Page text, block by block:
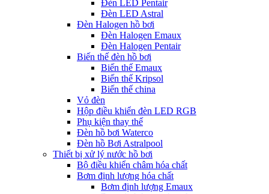
Đèn LED Pentair
Đèn LED Astral
Đèn Halogen hồ bơi
Đèn Halogen Emaux
Đèn Halogen Pentair
Biến thế đèn hồ bơi
Biến thế Emaux
Biến thế Kripsol
Biến thế china
Vỏ đèn
Hộp điều khiển đèn LED RGB
Phụ kiện thay thế
Đèn hồ bơi Waterco
Đèn hồ Bơi Astralpool
Thiết bị xử lý nước hồ bơi
Bộ điều khiển châm hóa chất
Bơm định lượng hóa chất
Bơm định lượng Emaux